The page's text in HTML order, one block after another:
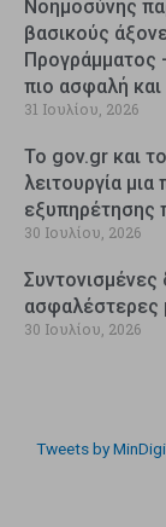
Νοημοσύνης
βασικούς
Προγράμματος
πιο ασφαλή
31 Ιουλίου, 2026
Το gov.gr και
λειτουργία
εξυπηρέτησης
30 Ιουλίου, 2026
Συντονισμένες
ασφαλέστερες
30 Ιουλίου, 2026
Tweets by